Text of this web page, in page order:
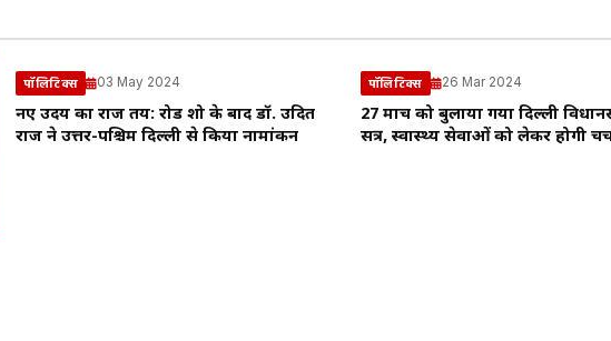
पॉलिटिक्स 03 May 2024
नए उदय का राज तय: रोड शो के बाद डॉ. उदित
राज ने उत्तर-पश्चिम दिल्ली से किया नामांकन
पॉलिटिक्स 26 Mar 2024
27 मार्च को बुलाया गया दिल्ली
सत्र, स्वास्थ्य सेवाओं को लेकर होगी